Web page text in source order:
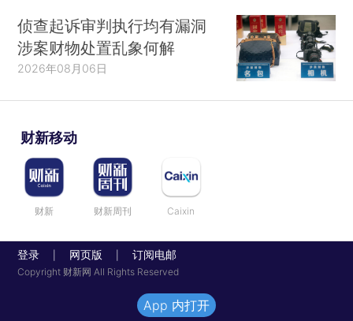
侦查起诉审判执行均有漏洞
涉案财物处置乱象何解
2026年08月06日
财新移动
财新 财新周刊 Caixin
登录 网页版 订阅电邮
Copyright 财新网 All Rights Reserved
App 内打开